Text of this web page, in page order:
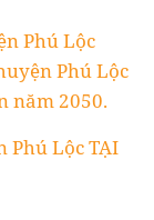
Phú Lộc
Phú Lộc
năm 2050.
Phú Lộc TẠI